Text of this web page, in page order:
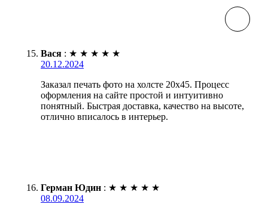
Вася : ★ ★ ★ ★ ★
20.12.2024
Заказал печать фото на холсте 20х45. Процесс
оформления на сайте простой и интуитивно
понятный. Быстрая доставка, качество на высоте,
отлично вписалось в интерьер.
Герман Юдин : ★ ★ ★ ★ ★
08.09.2024